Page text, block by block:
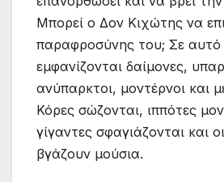
Μπορεί ο Δον Κιχώτης να
παραφροσύνης του; Σε αυτό
εμφανίζονται δαίμονες,
ανύπαρκτοι, μοντέρνοι και
Κόρες σώζονται, ιππότες
γίγαντες σφαγιάζονται και
βγάζουν μούσια.